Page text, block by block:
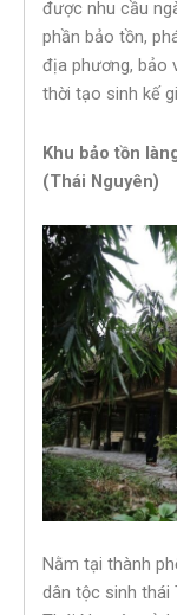
được nhu cầu
phần bảo tồn,
địa phương, bảo
thời tạo sinh kế
Khu bảo tồn
(Thái Nguyên)
Nằm tại thành
dân tộc sinh thái